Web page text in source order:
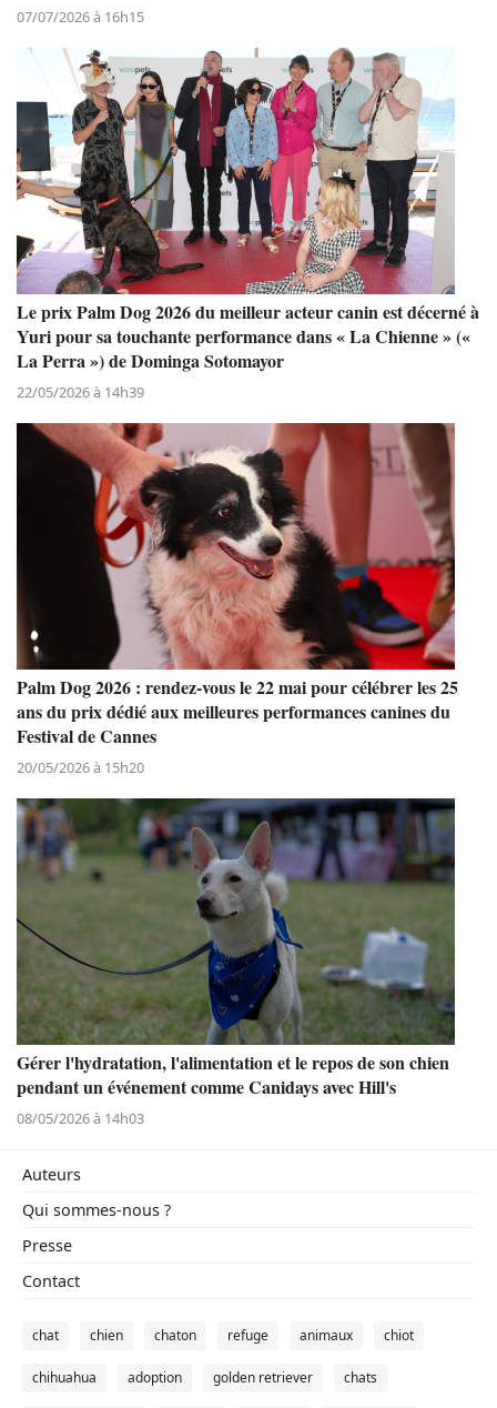
07/07/2026 à 16h15
Le prix Palm Dog 2026 du meilleur acteur canin est décerné à
Yuri pour sa touchante performance dans « La Chienne » («
La Perra ») de Dominga Sotomayor
22/05/2026 à 14h39
Palm Dog 2026 : rendez-vous le 22 mai pour célébrer les 25
ans du prix dédié aux meilleures performances canines du
Festival de Cannes
20/05/2026 à 15h20
Gérer l'hydratation, l'alimentation et le repos de son chien
pendant un événement comme Canidays avec Hill's
08/05/2026 à 14h03
Auteurs
Qui sommes-nous ?
Presse
Contact
chat chien chaton refuge animaux chiot
chihuahua adoption golden retriever chats